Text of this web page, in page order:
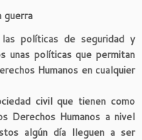
guerra
políticas de seguridad y
unas políticas que permitan
Humanos en cualquier
civil que tienen como
Derechos Humanos a nivel
algún día lleguen a ser